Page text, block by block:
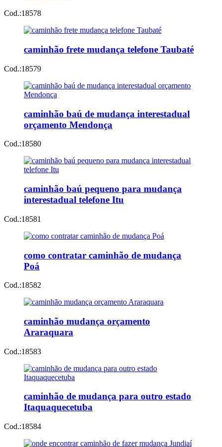
Cod.:18578
caminhão frete mudança telefone Taubaté
Cod.:18579
caminhão baú de mudança interestadual
orçamento Mendonça
Cod.:18580
caminhão baú pequeno para mudança
interestadual telefone Itu
Cod.:18581
como contratar caminhão de mudança
Poá
Cod.:18582
caminhão mudança orçamento
Araraquara
Cod.:18583
caminhão de mudança para outro estado
Itaquaquecetuba
Cod.:18584